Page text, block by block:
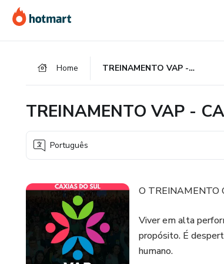
para
o
para
o
para
o
Home TREINAMENTO VAP - CAXIAS
TREINAMENTO VAP -
Português
O TREINAMENTO
Viver em alta
propósito. É
humano.